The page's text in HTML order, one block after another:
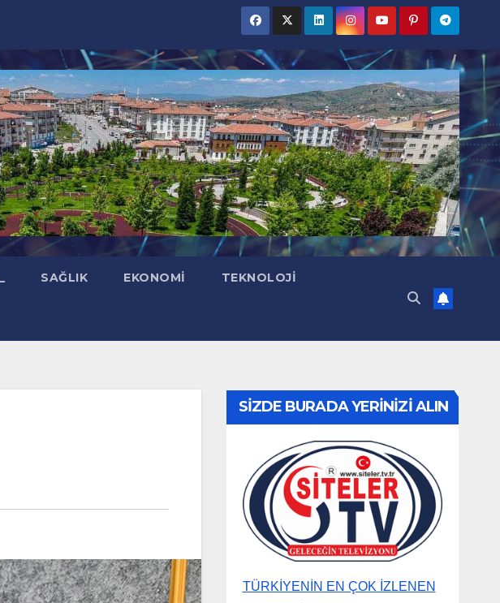
SAĞLIK EKONOMI TEKNOLOJI
SİZDE BURADA YERİNİZİ ALIN
TÜRKİYENİN EN ÇOK İZLENEN